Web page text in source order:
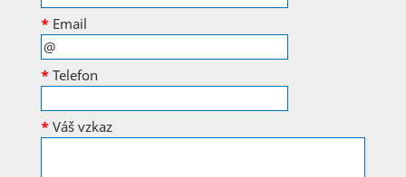
* Email
* Telefon
* Váš vzkaz